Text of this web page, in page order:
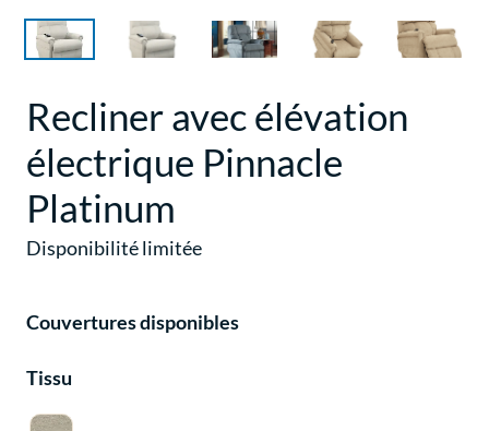
Recliner avec élévation
électrique Pinnacle
Platinum
Disponibilité limitée
Couvertures disponibles
Tissu